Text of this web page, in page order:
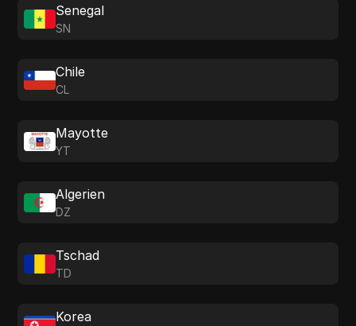
Senegal
SN
Chile
CL
Mayotte
YT
Algerien
DZ
Tschad
TD
Korea